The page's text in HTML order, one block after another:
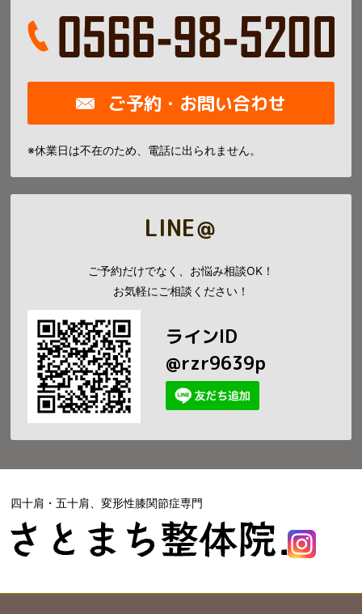
ご予約・お問い合わせ
※休業日は不在のため、電話に出られません。
LINE＠
ご予約だけでなく、お悩み相談OK！
お気軽にご相談ください！
ラインID
@rzr9639p
四十肩・五十肩、変形性膝関節症専門